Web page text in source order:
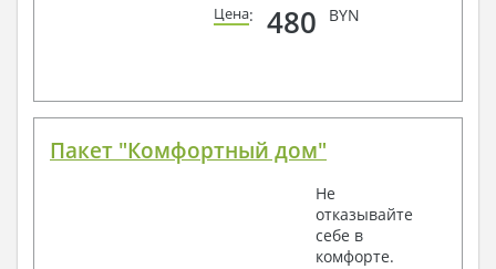
Цена: 480 BYN
Пакет "Комфортный дом"
Не
отказывайте
себе в
комфорте.